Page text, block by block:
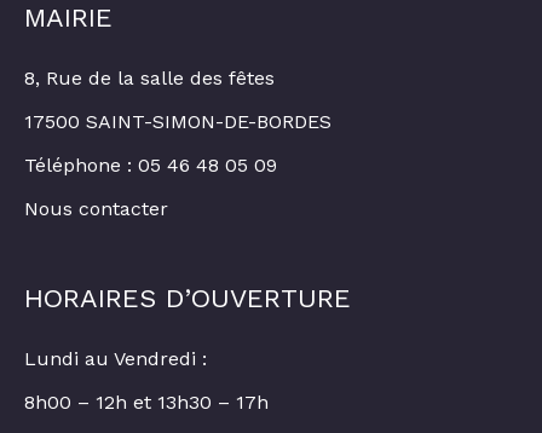
MAIRIE
8, Rue de la salle des fêtes
17500 SAINT-SIMON-DE-BORDES
Téléphone : 05 46 48 05 09
Nous contacter
HORAIRES D’OUVERTURE
Lundi au Vendredi :
8h00 – 12h et 13h30 – 17h